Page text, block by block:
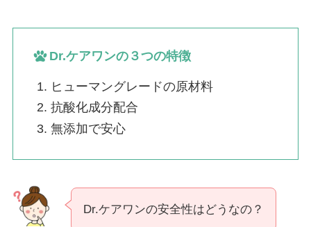
Dr.ケアワンの３つの特徴
ヒューマングレードの原材料
抗酸化成分配合
無添加で安心
Dr.ケアワンの安全性はどうなの？